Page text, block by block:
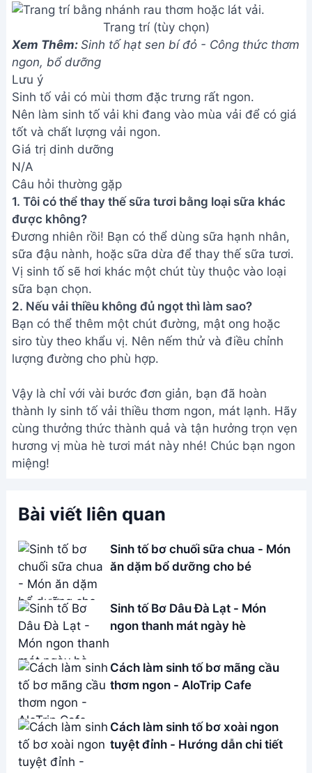
Trang trí (tùy chọn)
Xem Thêm: Sinh tố hạt sen bí đỏ - Công thức thơm
ngon, bổ dưỡng
Lưu ý
Sinh tố vải có mùi thơm đặc trưng rất ngon.
Nên làm sinh tố vải khi đang vào mùa vải để có giá
tốt và chất lượng vải ngon.
Giá trị dinh dưỡng
N/A
Câu hỏi thường gặp
1. Tôi có thể thay thế sữa tươi bằng loại sữa khác
được không?
Đương nhiên rồi! Bạn có thể dùng sữa hạnh nhân,
sữa đậu nành, hoặc sữa dừa để thay thế sữa tươi.
Vị sinh tố sẽ hơi khác một chút tùy thuộc vào loại
sữa bạn chọn.
2. Nếu vải thiều không đủ ngọt thì làm sao?
Bạn có thể thêm một chút đường, mật ong hoặc
siro tùy theo khẩu vị. Nên nếm thử và điều chỉnh
lượng đường cho phù hợp.
Vậy là chỉ với vài bước đơn giản, bạn đã hoàn
thành ly sinh tố vải thiều thơm ngon, mát lạnh. Hãy
cùng thưởng thức thành quả và tận hưởng trọn vẹn
hương vị mùa hè tươi mát này nhé! Chúc bạn ngon
miệng!
Bài viết liên quan
Sinh tố bơ chuối sữa chua - Món
ăn dặm bổ dưỡng cho bé
Sinh tố Bơ Dâu Đà Lạt - Món
ngon thanh mát ngày hè
Cách làm sinh tố bơ mãng cầu
thơm ngon - AloTrip Cafe
Cách làm sinh tố bơ xoài ngon
tuyệt đỉnh - Hướng dẫn chi tiết